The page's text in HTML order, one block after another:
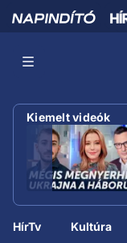
Kiemelt videók
HírTv Kultúra